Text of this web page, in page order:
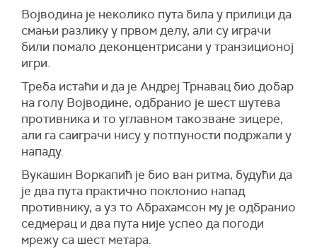
Војводина је неколико пута била у прилици да
смањи разлику у првом делу, али су играчи
били помало деконцентрисани у транзиционој
игри.
Треба истаћи и да је Андреј Трнавац био добар
на голу Војводине, одбранио је шест шутева
противника и то углавном такозване зицере,
али га саиграчи нису у потпуности подржали у
нападу.
Вукашин Воркапић је био ван ритма, будући да
је два пута практично поклонио напад
противнику, а уз то Абрахамсон му је одбранио
седмерац и два пута није успео да погоди
мрежу са шест метара.